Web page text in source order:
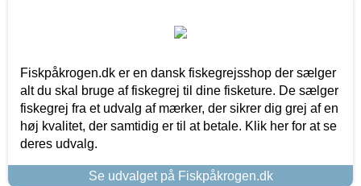
Fiskpåkrogen.dk er en dansk fiskegrejsshop der sælger
alt du skal bruge af fiskegrej til dine fisketure. De sælger
fiskegrej fra et udvalg af mærker, der sikrer dig grej af en
høj kvalitet, der samtidig er til at betale. Klik her for at se
deres udvalg.
Se udvalget på Fiskpåkrogen.dk